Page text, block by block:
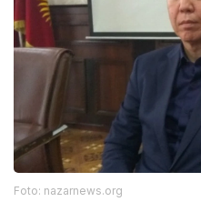
Foto: nazarnews.org